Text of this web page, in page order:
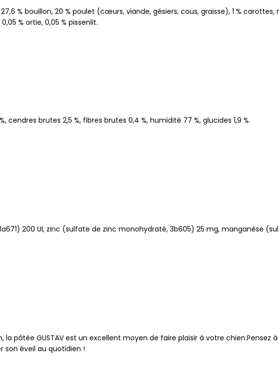
% bouillon, 20 % poulet (cœurs, viande, gésiers, cous, graisse), 1 % carottes,
% ortie, 0,05 % pissenlit.
cendres brutes 2,5 %, fibres brutes 0,4 %, humidité 77 %, glucides 1,9 %.
200 UI, zinc (sulfate de zinc monohydraté, 3b605) 25 mg, manganèse
pâtée GUSTAV est un excellent moyen de faire plaisir à votre chien.Pensez à
son éveil au quotidien !